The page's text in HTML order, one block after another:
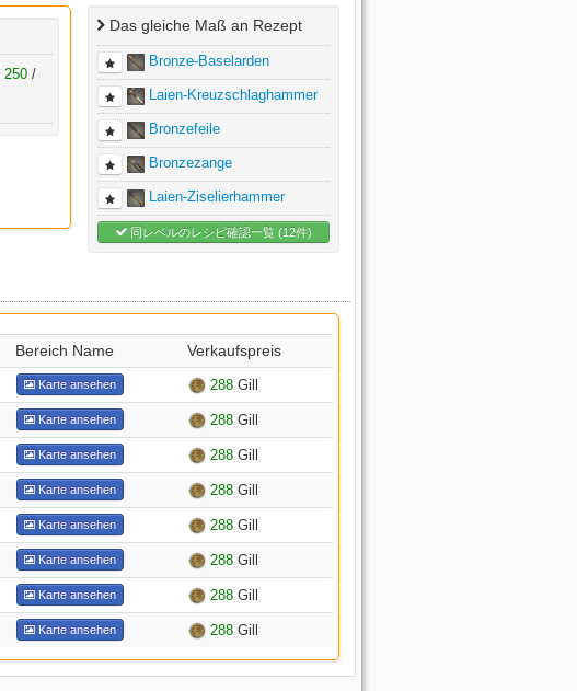
250/
Das gleiche Maß an Rezept
Bronze-Baselarden
Laien-Kreuzschlaghammer
Bronzefeile
Bronzezange
Laien-Ziselierhammer
同レベルのレシピ確認一覧 (12件)
Bereich Name Verkaufspreis
Karte ansehen 288 Gill
Karte ansehen 288 Gill
Karte ansehen 288 Gill
Karte ansehen 288 Gill
Karte ansehen 288 Gill
Karte ansehen 288 Gill
Karte ansehen 288 Gill
Karte ansehen 288 Gill